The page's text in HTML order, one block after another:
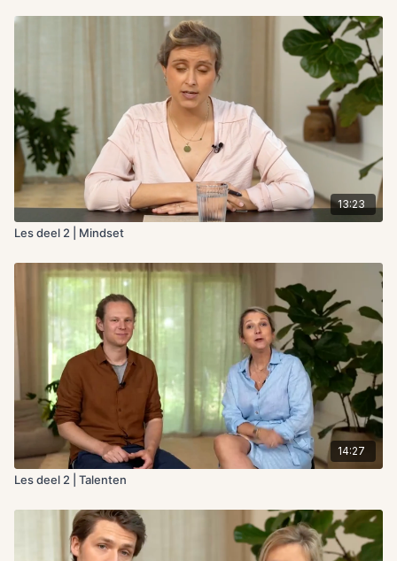
13:23
Les deel 2 | Mindset
14:27
Les deel 2 | Talenten